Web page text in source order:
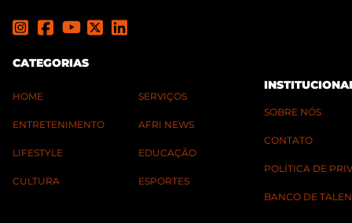
CATEGORIAS
HOME
ENTRETENIMENTO
LIFESTYLE
CULTURA
SERVIÇOS
AFRI NEWS
EDUCAÇÃO
ESPORTES
SOBRE NÓS
CONTATO
POLÍTICA DE
BANCO DE